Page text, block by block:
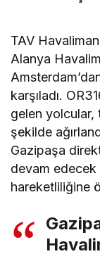
TAV
Alanya
karşıladı.
gelen yolcular,
şekilde
Gazipaşa
devam
hareketliliğine